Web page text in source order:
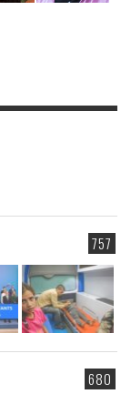
757
680